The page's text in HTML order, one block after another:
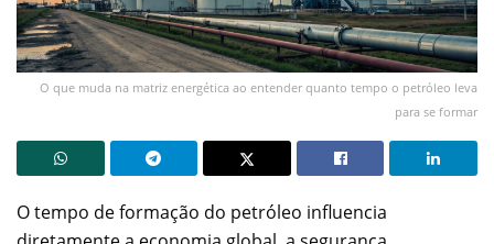
O que muda na matriz energética ao entender quanto tempo o petróleo leva
para se formar
O tempo de formação do petróleo influencia